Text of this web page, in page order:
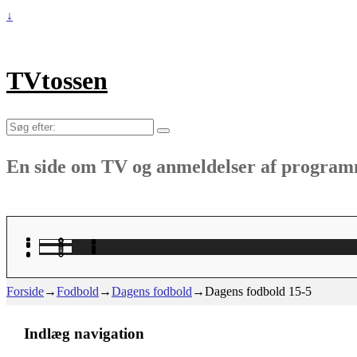
↓
TVtossen
Søg
En side om TV og anmeldelser af
Forside→Fodbold →Dagens fodbold →Dagens fodbold 15-5
Indlæg navigation